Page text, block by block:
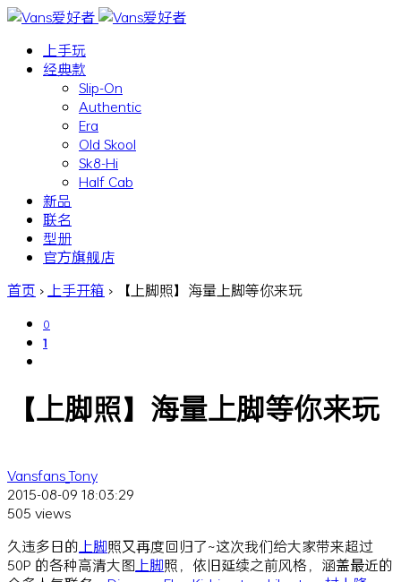
上手玩
经典款
Slip-On
Authentic
Era
Old Skool
Sk8-Hi
Half Cab
新品
联名
型册
官方旗舰店
首页 › 上手开箱 › 【上脚照】海量上脚等你来玩
0
1
【上脚照】海量上脚等你来玩
Vansfans_Tony
2015-08-09 18:03:29
505 views
久违多日的 上脚照又再度回归了~这次我们给大家带来超过
50P 的各种高清大图 上脚照，依旧延续之前风格，涵盖最近的